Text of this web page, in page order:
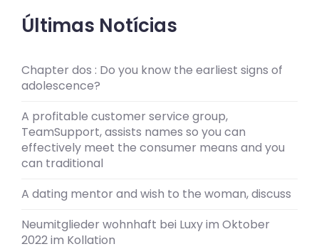
Últimas Notícias
Chapter dos : Do you know the earliest signs of
adolescence?
A profitable customer service group,
TeamSupport, assists names so you can
effectively meet the consumer means and you
can traditional
A dating mentor and wish to the woman, discuss
Neumitglieder wohnhaft bei Luxy im Oktober
2022 im Kollation